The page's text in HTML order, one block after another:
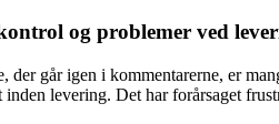
og problemer ved
der går igen i kommentarerne, er
inden levering. Det har forårsaget